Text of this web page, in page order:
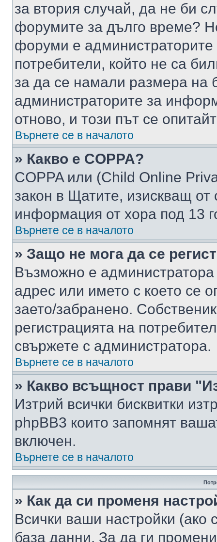
за втория случай, да не би
форумите за дълго време?
форуми е администраторите
потребители, който не са
за да се намали размера на
администраторите за
отново, и този път се
Върнете се в началото
» Какво е COPPA?
COPPA или (Child Online
закон в Щатите, изискващ от
информация от хора под 13
Върнете се в началото
» Защо не мога да се
Възможно е
адрес или името с което се
заето/забранено.
регистрацията на
свържете с администратора.
Върнете се в началото
» Какво всъщност прави
Изтрий всички бисквитки
phpBB3 които запомнят
включен.
Върнете се в началото
» Как да си променя
Всички ваши настройки (ако
база данни. За да ги